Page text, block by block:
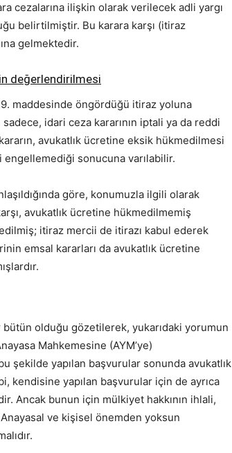
cezalarına ilişkin olarak verilecek adli yargı
belirtilmiştir. Bu karara karşı (itiraz
gelmektedir.
değerlendirilmesi
maddesinde öngördüğü itiraz yoluna
idari ceza kararının iptali ya da reddi
avukatlık ücretine eksik hükmedilmesi
engellemediği sonucuna varılabilir.
göre, konumuzla ilgili olarak
avukatlık ücretine hükmedilmemiş
itiraz mercii de itirazı kabul ederek
emsal kararları da avukatlık ücretine
bütün olduğu gözetilerek, yukarıdaki yorumun
Mahkemesine (AYM’ye)
şekilde yapılan başvurular sonunda avukatlık
yapılan başvurular için de ayrıca
Ancak bunun için mülkiyet hakkının ihlali,
ve kişisel önemden yoksun